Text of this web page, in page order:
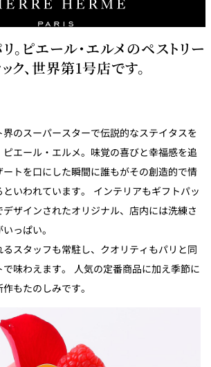
石心亭＜
SEKISHIN-TEI＞
清泉亭＜
SEISEN-TEI＞ もみじ亭
KATO'S DINING 麺処
天婦羅 ほり川
紀尾井町 藍泉 岡半＜
OKAHAN＞
久兵衛（ガー
デンタワー）
＜KYUBEY＞
。ピエール・エルメのペストリー
ク、世界第1号店です。
のスーパースターで伝説的なステイタスを
エール・エルメ。味覚の喜びと幸福感を追
トを口にした瞬間に誰もがその創造的で情
いわれています。 インテリアもギフトパッ
ザインされたオリジナル、店内には洗練さ
っぱい。
スタッフも常駐し、クオリティもパリと同
で味わえます。 人気の定番商品に加え季節に
もたのしみです。